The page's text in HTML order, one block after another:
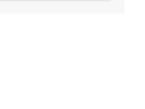
vorlesen.